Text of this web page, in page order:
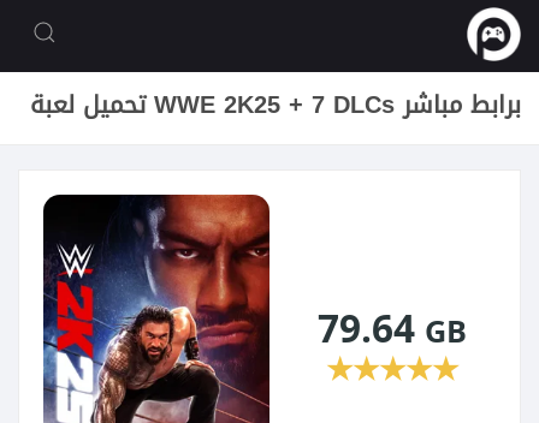
تحميل لعبة WWE 2K25 + 7 DLCs برابط مباشر
79.64 GB
★★★★★